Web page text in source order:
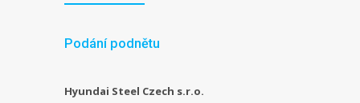
Podání podnětu
Hyundai Steel Czech s.r.o.